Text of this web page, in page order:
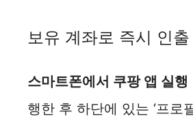
V
i
보유 계좌로 즉시 인출
스마트폰에서 쿠팡 앱 실행
행한 후 하단에 있는 ‘프로